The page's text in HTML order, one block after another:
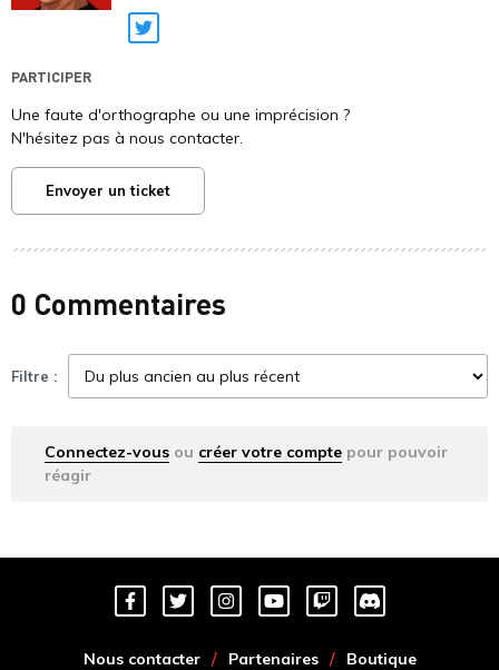
Twitter
PARTICIPER
Une faute d'orthographe ou une imprécision ?
N'hésitez pas à nous contacter.
Envoyer un ticket
0 Commentaires
Filtre :
Connectez-vous ou créer votre compte pour pouvoir
réagir
Nous contacter Partenaires
Boutique